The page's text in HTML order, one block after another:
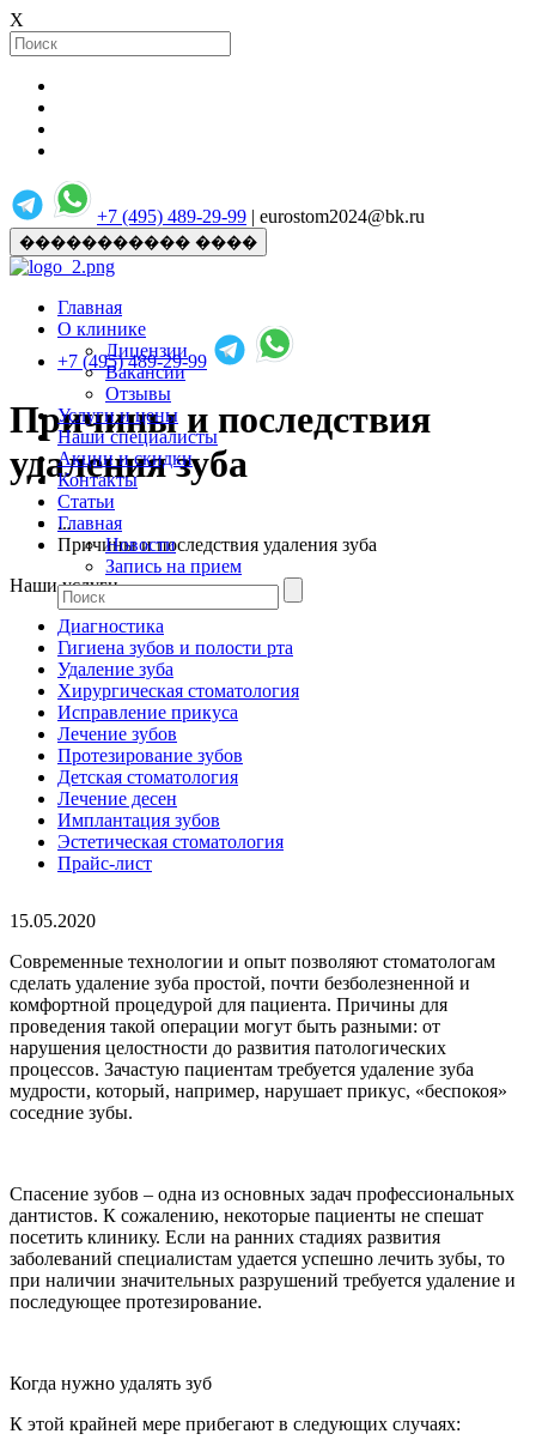
X
+7 (495) 489-29-99 | eurostom2024@bk.ru
����������� ����
Главная
О клинике
Лицензии
Вакансии
Отзывы
Услуги и цены
Наши специалисты
Акции и скидки
Контакты
Статьи
...
Новости
Запись на прием
+7 (495) 489-29-99
Причины и последствия
удаления зуба
Главная
Причины и последствия удаления зуба
Наши услуги
Диагностика
Гигиена зубов и полости рта
Удаление зуба
Хирургическая стоматология
Исправление прикуса
Лечение зубов
Протезирование зубов
Детская стоматология
Лечение десен
Имплантация зубов
Эстетическая стоматология
Прайс-лист
15.05.2020
Современные технологии и опыт позволяют стоматологам
сделать удаление зуба простой, почти безболезненной и
комфортной процедурой для пациента. Причины для
проведения такой операции могут быть разными: от
нарушения целостности до развития патологических
процессов. Зачастую пациентам требуется удаление зуба
мудрости, который, например, нарушает прикус, «беспокоя»
соседние зубы.
Спасение зубов – одна из основных задач профессиональных
дантистов. К сожалению, некоторые пациенты не спешат
посетить клинику. Если на ранних стадиях развития
заболеваний специалистам удается успешно лечить зубы, то
при наличии значительных разрушений требуется удаление и
последующее протезирование.
Когда нужно удалять зуб
К этой крайней мере прибегают в следующих случаях: